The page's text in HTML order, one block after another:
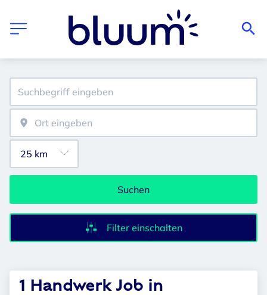
Suchen
Filter einschalten
1 Handwerk Job in